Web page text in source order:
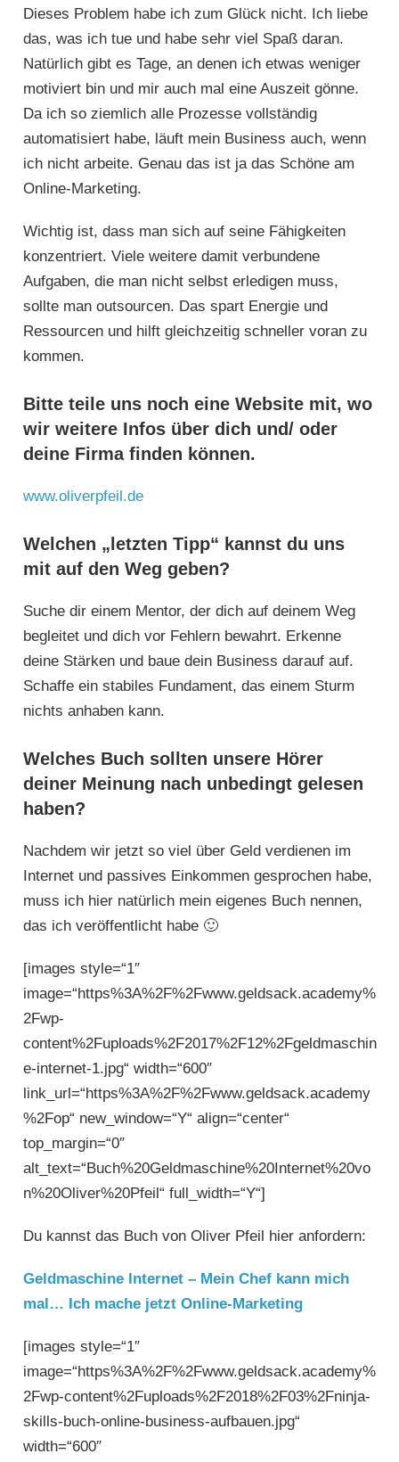
Dieses Problem habe ich zum Glück nicht. Ich liebe
das, was ich tue und habe sehr viel Spaß daran.
Natürlich gibt es Tage, an denen ich etwas weniger
motiviert bin und mir auch mal eine Auszeit gönne.
Da ich so ziemlich alle Prozesse vollständig
automatisiert habe, läuft mein Business auch, wenn
ich nicht arbeite. Genau das ist ja das Schöne am
Online-Marketing.
Wichtig ist, dass man sich auf seine Fähigkeiten
konzentriert. Viele weitere damit verbundene
Aufgaben, die man nicht selbst erledigen muss,
sollte man outsourcen. Das spart Energie und
Ressourcen und hilft gleichzeitig schneller voran zu
kommen.
Bitte teile uns noch eine Website mit, wo
wir weitere Infos über dich und/ oder
deine Firma finden können.
www.oliverpfeil.de
Welchen „letzten Tipp“ kannst du uns
mit auf den Weg geben?
Suche dir einem Mentor, der dich auf deinem Weg
begleitet und dich vor Fehlern bewahrt. Erkenne
deine Stärken und baue dein Business darauf auf.
Schaffe ein stabiles Fundament, das einem Sturm
nichts anhaben kann.
Welches Buch sollten unsere Hörer
deiner Meinung nach unbedingt gelesen
haben?
Nachdem wir jetzt so viel über Geld verdienen im
Internet und passives Einkommen gesprochen habe,
muss ich hier natürlich mein eigenes Buch nennen,
das ich veröffentlicht habe 🙂
[images style=“1″
image=“https%3A%2F%2Fwww.geldsack.academy%
2Fwp-
content%2Fuploads%2F2017%2F12%2Fgeldmaschin
e-internet-1.jpg“ width=“600″
link_url=“https%3A%2F%2Fwww.geldsack.academy
%2Fop“ new_window=“Y“ align=“center“
top_margin=“0″
alt_text=“Buch%20Geldmaschine%20Internet%20vo
n%20Oliver%20Pfeil“ full_width=“Y“]
Du kannst das Buch von Oliver Pfeil hier anfordern:
Geldmaschine Internet – Mein Chef kann mich
mal… Ich mache jetzt Online-Marketing
[images style=“1″
image=“https%3A%2F%2Fwww.geldsack.academy%
2Fwp-content%2Fuploads%2F2018%2F03%2Fninja-
skills-buch-online-business-aufbauen.jpg“
width=“600″